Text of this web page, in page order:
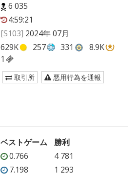
6 035
4:59:21
[S103] 2024年 07月
629K 257 331
8.9K
1
取引所 悪用行為を通報
ベストゲーム
勝利
0.766
4 781
7.198
1 293